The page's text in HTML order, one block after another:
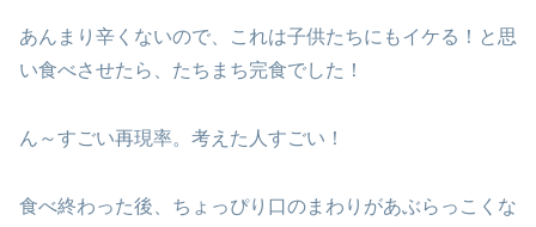
あんまり辛くないので、これは子供たちにもイケる！と思
い食べさせたら、たちまち完食でした！
ん～すごい再現率。考えた人すごい！
食べ終わった後、ちょっぴり口のまわりがあぶらっこくな